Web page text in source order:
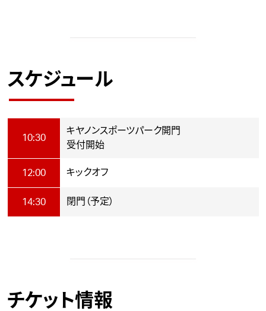
スケジュール
10:30
キヤノンスポーツパーク開門
受付開始
12:00 キックオフ
14:30 閉門（予定）
チケット情報